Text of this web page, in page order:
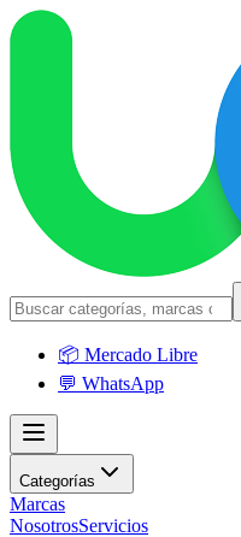
📦 Mercado Libre
💬 WhatsApp
Categorías
Marcas
NosotrosServicios